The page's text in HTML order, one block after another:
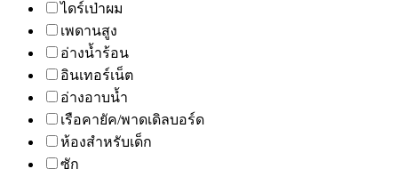
ไดร์เป่าผม
เพดานสูง
อ่างน้ำร้อน
อินเทอร์เน็ต
อ่างอาบน้ำ
เรือคายัค/พาดเดิลบอร์ด
ห้องสำหรับเด็ก
ซัก